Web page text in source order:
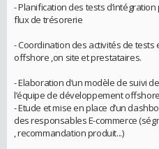
- Planification des tests
flux de trésorerie
- Coordination des activités de
offshore ,on site et prestataires.
- Elaboration d’un modèle de suivi
l’équipe de développement offshore
- Etude et mise en place d’un
des responsables E-commerce
, recommandation produit...)